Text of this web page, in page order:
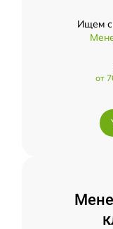
Ищем
от